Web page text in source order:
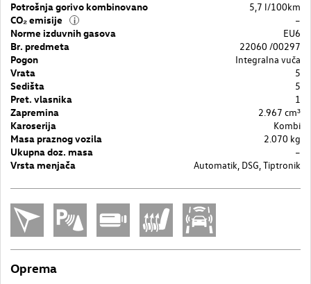
Potrošnja gorivo kombinovano
5,7 l/100km
CO₂ emisije
i
–
Norme izduvnih gasova
EU6
Br. predmeta
22060 /00297
Pogon
Integralna vuča
Vrata
5
Sedišta
5
Pret. vlasnika
1
Zapremina
2.967 cm³
Karoserija
Kombi
Masa praznog vozila
2.070 kg
Ukupna doz. masa
–
Vrsta menjača
Automatik, DSG, Tiptronik
Oprema